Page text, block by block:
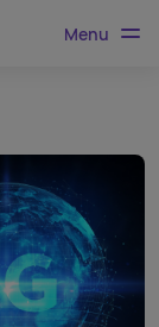
Menu